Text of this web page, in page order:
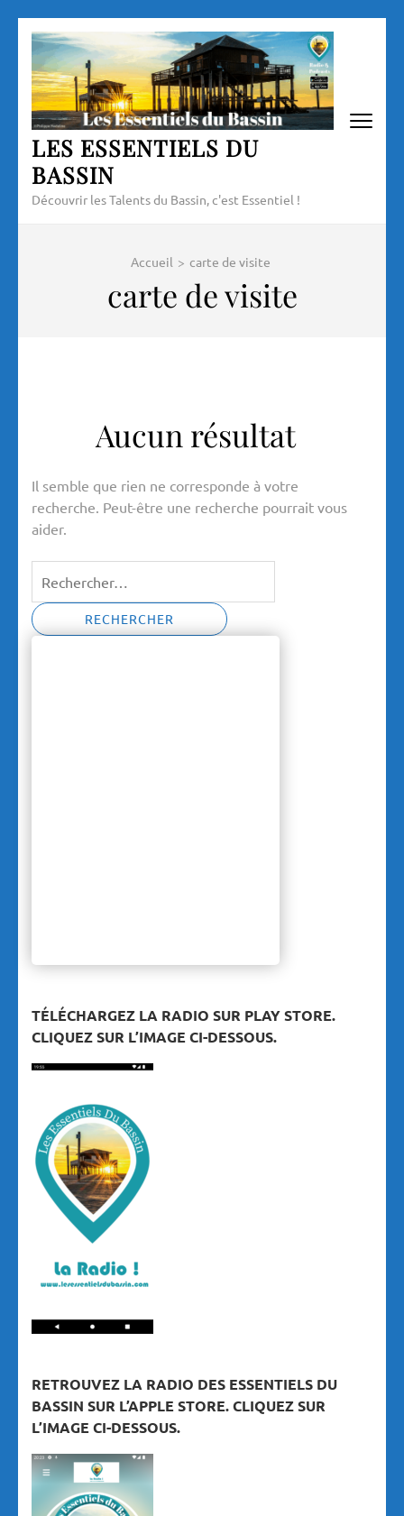
Aller
contenu
(Pressez
Entrée)
LES ESSENTIELS DU
BASSIN
Découvrir les Talents du Bassin, c'est Essentiel !
Accueil > carte de visite
carte de visite
Aucun résultat
Il semble que rien ne corresponde à votre
recherche. Peut-être une recherche pourrait vous
aider.
TÉLÉCHARGEZ LA RADIO SUR PLAY STORE.
CLIQUEZ SUR L’IMAGE CI-DESSOUS.
RETROUVEZ LA RADIO DES ESSENTIELS DU
BASSIN SUR L’APPLE STORE. CLIQUEZ SUR
L’IMAGE CI-DESSOUS.